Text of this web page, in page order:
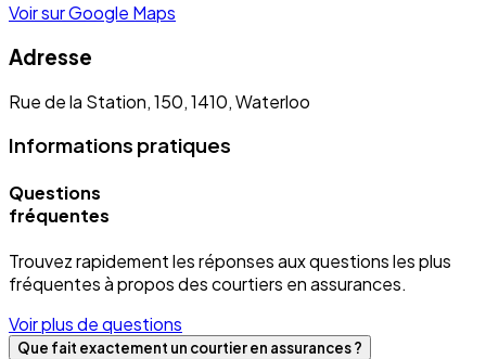
Voir sur Google Maps
Adresse
Rue de la Station, 150, 1410, Waterloo
Informations pratiques
Questions
fréquentes
Trouvez rapidement les réponses aux questions les plus
fréquentes à propos des courtiers en assurances.
Voir plus de questions
Que fait exactement un courtier en assurances ?